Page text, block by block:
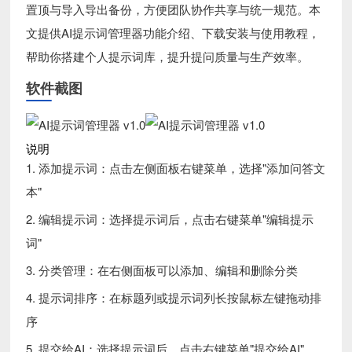
置顶与导入导出备份，方便团队协作共享与统一规范。本
文提供AI提示词管理器功能介绍、下载安装与使用教程，
帮助你搭建个人提示词库，提升提问质量与生产效率。
软件截图
说明
1. 添加提示词：点击左侧面板右键菜单，选择"添加问答文
本"
2. 编辑提示词：选择提示词后，点击右键菜单"编辑提示
词"
3. 分类管理：在右侧面板可以添加、编辑和删除分类
4. 提示词排序：在标题列或提示词列长按鼠标左键拖动排
序